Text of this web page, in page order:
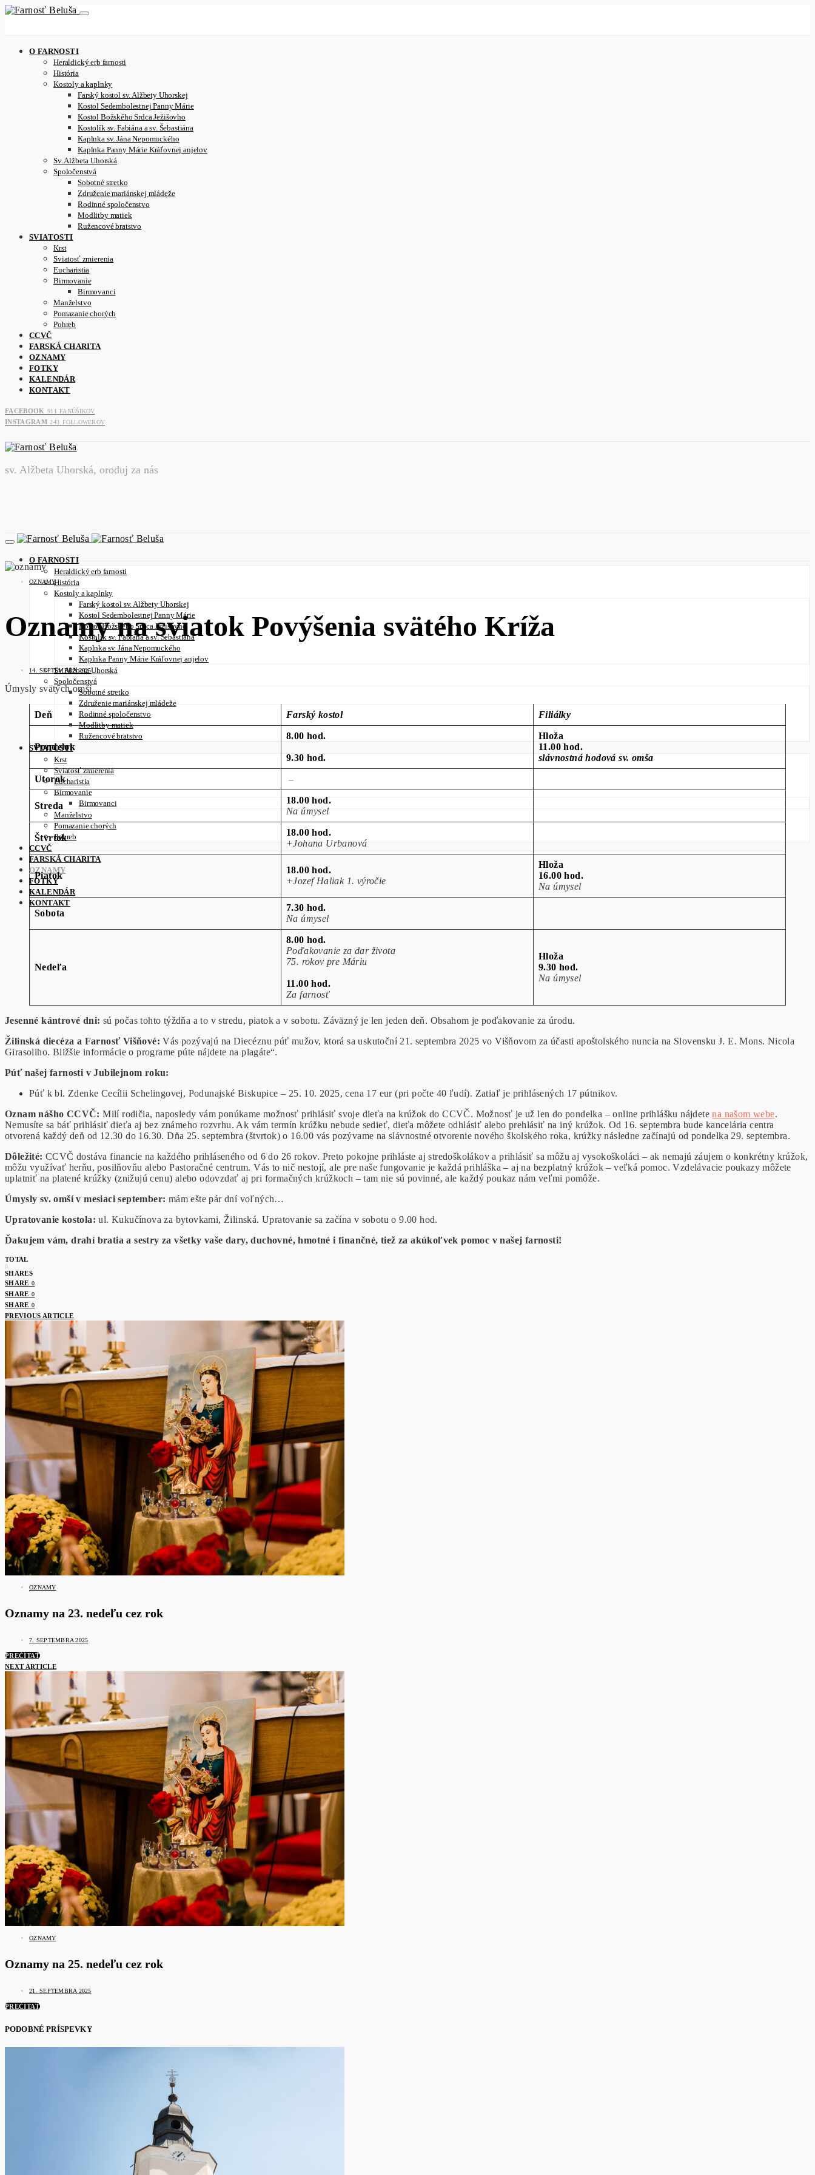
O FARNOSTI
Heraldický erb farnosti
História
Kostoly a kaplnky
Farský kostol sv. Alžbety Uhorskej
Kostol Sedembolestnej Panny Márie
Kostol Božského Srdca Ježišovho
Kostolík sv. Fabiána a sv. Šebastiána
Kaplnka sv. Jána Nepomuckého
Kaplnka Panny Márie Kráľovnej anjelov
Sv. Alžbeta Uhorská
Spoločenstvá
Sobotné stretko
Združenie mariánskej mládeže
Rodinné spoločenstvo
Modlitby matiek
Ružencové bratstvo
SVIATOSTI
Krst
Sviatosť zmierenia
Eucharistia
Birmovanie
Birmovanci
Manželstvo
Pomazanie chorých
Pohreb
CCVČ
FARSKÁ CHARITA
OZNAMY
FOTKY
KALENDÁR
KONTAKT
FACEBOOK 911 FANÚŠIKOV
INSTAGRAM 243 FOLLOWEROV
sv. Alžbeta Uhorská, oroduj za nás
O FARNOSTI
Heraldický erb farnosti
História
Kostoly a kaplnky
Farský kostol sv. Alžbety Uhorskej
Kostol Sedembolestnej Panny Márie
Kostol Božského Srdca Ježišovho
Kostolík sv. Fabiána a sv. Šebastiána
Kaplnka sv. Jána Nepomuckého
Kaplnka Panny Márie Kráľovnej anjelov
Sv. Alžbeta Uhorská
Spoločenstvá
Sobotné stretko
Združenie mariánskej mládeže
Rodinné spoločenstvo
Modlitby matiek
Ružencové bratstvo
SVIATOSTI
Krst
Sviatosť zmierenia
Eucharistia
Birmovanie
Birmovanci
Manželstvo
Pomazanie chorých
Pohreb
CCVČ
FARSKÁ CHARITA
OZNAMY
FOTKY
KALENDÁR
KONTAKT
OZNAMY
Oznamy na sviatok Povýšenia svätého Kríža
14. SEPTEMBRA 2025
Úmysly svätých omší
Deň Farský kostol Filiálky
Pondelok
8.00 hod.
9.30 hod.
Hloža
11.00 hod.
slávnostná hodová sv. omša
Utorok –
Streda
18.00 hod.
Na úmysel
Štvrtok
18.00 hod.
+Johana Urbanová
Piatok
18.00 hod.
+Jozef Haliak 1. výročie
Hloža
16.00 hod.
Na úmysel
Sobota
7.30 hod.
Na úmysel
Nedeľa
8.00 hod.
Poďakovanie za dar života
75. rokov pre Máriu
11.00 hod.
Za farnosť
Hloža
9.30 hod.
Na úmysel
Jesenné kántrové dni: sú počas tohto týždňa a to v stredu, piatok a v sobotu. Záväzný je len jeden deň. Obsahom je poďakovanie za úrodu.
Žilinská diecéza a Farnosť Višňové: Vás pozývajú na Diecéznu púť mužov, ktorá sa uskutoční 21. septembra 2025 vo Višňovom za účasti apoštolského nuncia na Slovensku J. E. Mons. Nicola
Girasoliho. Bližšie informácie o programe púte nájdete na plagáte“.
Púť našej farnosti v Jubilejnom roku:
Púť k bl. Zdenke Cecílii Schelingovej, Podunajské Biskupice – 25. 10. 2025, cena 17 eur (pri počte 40 ľudí). Zatiaľ je prihlásených 17 pútnikov.
Oznam nášho CCVČ: Milí rodičia, naposledy vám ponúkame možnosť prihlásiť svoje dieťa na krúžok do CCVČ. Možnosť je už len do pondelka – online prihlášku nájdetena našom webe.
Nemusíte sa báť prihlásiť dieťa aj bez známeho rozvrhu. Ak vám termín krúžku nebude sedieť, dieťa môžete odhlásiť alebo prehlásiť na iný krúžok. Od 16. septembra bude kancelária centra
otvorená každý deň od 12.30 do 16.30. Dňa 25. septembra (štvrtok) o 16.00 vás pozývame na slávnostné otvorenie nového školského roka, krúžky následne začínajú od pondelka 29. septembra.
Dôležité: CCVČ dostáva financie na každého prihláseného od 6 do 26 rokov. Preto pokojne prihláste aj stredoškolákov a prihlásiť sa môžu aj vysokoškoláci – ak nemajú záujem o konkrétny krúžok,
môžu využívať herňu, posilňovňu alebo Pastoračné centrum. Vás to nič nestojí, ale pre naše fungovanie je každá prihláška – aj na bezplatný krúžok – veľká pomoc. Vzdelávacie poukazy môžete
uplatniť na platené krúžky (znižujú cenu) alebo odovzdať aj pri formačných krúžkoch – tam nie sú povinné, ale každý poukaz nám veľmi pomôže.
Úmysly sv. omší v mesiaci september: mám ešte pár dní voľných…
Upratovanie kostola: ul. Kukučínova za bytovkami, Žilinská. Upratovanie sa začína v sobotu o 9.00 hod.
Ďakujem vám, drahí bratia a sestry za všetky vaše dary, duchovné, hmotnéi finančné, tiež za akúkoľvek pomoc v našej farnosti!
TOTAL
0
SHARES
SHARE 0
SHARE 0
SHARE 0
PREVIOUS ARTICLE
OZNAMY
Oznamy na 23. nedeľu cez rok
7. SEPTEMBRA 2025
PREČÍTAŤ
NEXT ARTICLE
OZNAMY
Oznamy na 25. nedeľu cez rok
21. SEPTEMBRA 2025
PREČÍTAŤ
PODOBNÉ PRÍSPEVKY